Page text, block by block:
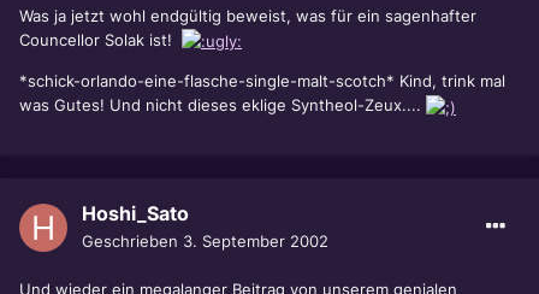
Was ja jetzt wohl endgültig beweist, was für ein sagenhafter
Councellor Solak ist!
*schick-orlando-eine-flasche-single-malt-scotch* Kind, trink mal
was Gutes! Und nicht dieses eklige Syntheol-Zeux....
Hoshi_Sato
Geschrieben 3. September 2002
Und wieder ein megalanger Beitrag von unserem genialen